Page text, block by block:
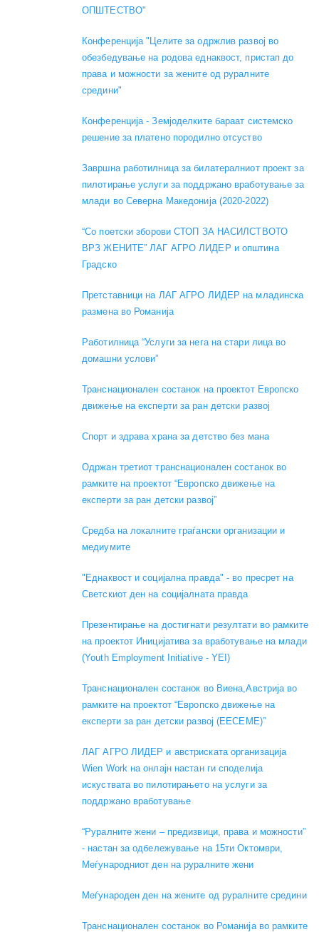
ОПШТЕСТВО"
Конференција "Целите за одржлив развој во
обезбедување на родова еднаквост, пристап до
права и можности за жените од руралните
средини"
Конференција - Земјоделките бараат системско
решение за платено породилно отсуство
Завршна работилница за билатералниот проект за
пилотирање услуги за поддржано вработување за
млади во Северна Македонија (2020-2022)
“Со поетски зборови СТОП ЗА НАСИЛСТВОТО
ВРЗ ЖЕНИТЕ” ЛАГ АГРО ЛИДЕР и општина
Градско
Претставници на ЛАГ АГРО ЛИДЕР на младинска
размена во Романија
Работилница “Услуги за нега на стари лица во
домашни услови”
Транснационален состанок на проектот Европско
движење на експерти за ран детски развој
Спорт и здрава храна за детство без мана
Одржан третиот транснационален состанок во
рамките на проектот “Европско движење на
експерти за ран детски развој”
Средба на локалните граѓански организации и
медиумите
"Еднаквост и социјална правда" - во пресрет на
Светскиот ден на социјалната правда
Презентирање на достигнати резултати во рамките
на проектот Иницијатива за вработување на млади
(Youth Employment Initiative - YEI)
Транснационален состанок во Виена,Австрија во
рамките на проектот “Европско движење на
експерти за ран детски развој (EECEME)”
ЛАГ АГРО ЛИДЕР и австриската организација
Wien Work на онлајн настан ги споделија
искуствата во пилотирањето на услуги за
поддржано вработување
“Руралните жени – предизвици, права и можности”
- настан за одбележување на 15ти Октомври,
Меѓународниот ден на руралните жени
Меѓународен ден на жените од руралните средини
Транснационален состанок во Романија во рамките